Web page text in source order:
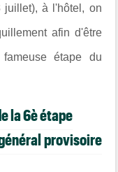
juillet), à l'hôtel, on
afin d'être
étape du
la 6è étape
provisoire